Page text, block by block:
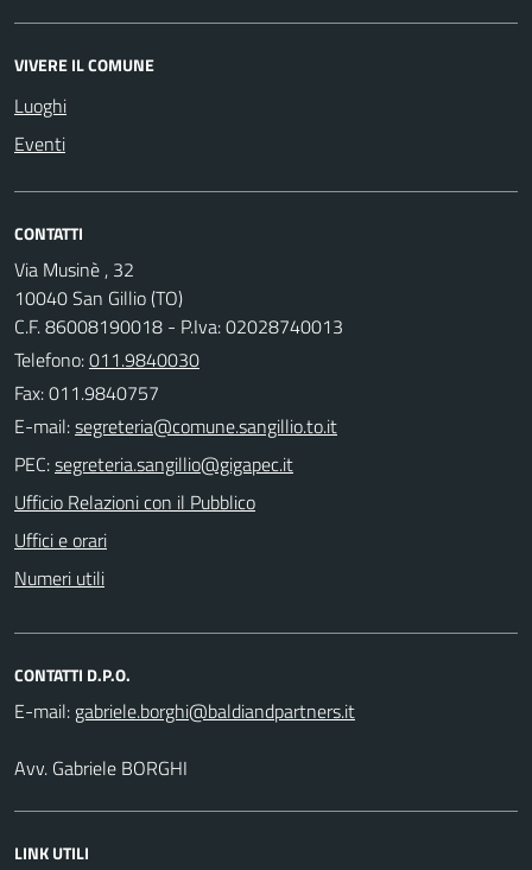
VIVERE IL COMUNE
Luoghi
Eventi
CONTATTI
Via Musinè , 32
10040 San Gillio (TO)
C.F. 86008190018 - P.Iva: 02028740013
Telefono:011.9840030
Fax: 011.9840757
E-mail:
PEC:
Ufficio Relazioni con il Pubblico
Uffici e orari
Numeri utili
CONTATTI D.P.O.
E-mail:
Avv. Gabriele BORGHI
LINK UTILI